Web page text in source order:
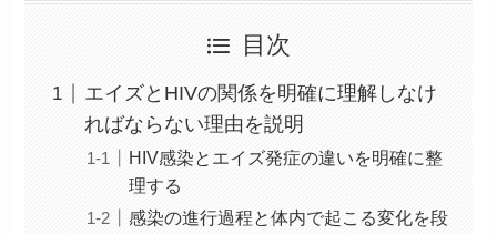
目次
エイズとHIVの関係を明確に理解しなけ
ればならない理由を説明
HIV感染とエイズ発症の違いを明確に整
理する
感染の進行過程と体内で起こる変化を段